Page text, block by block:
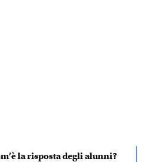
la risposta degli alunni?